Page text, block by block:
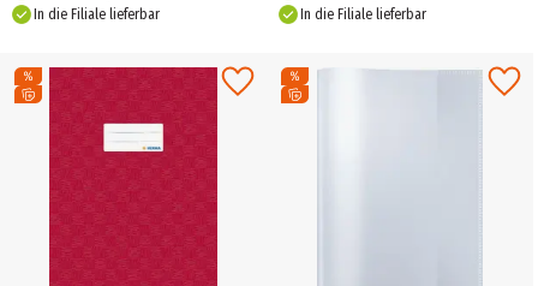
In die Filiale lieferbar
In die Filiale lieferbar